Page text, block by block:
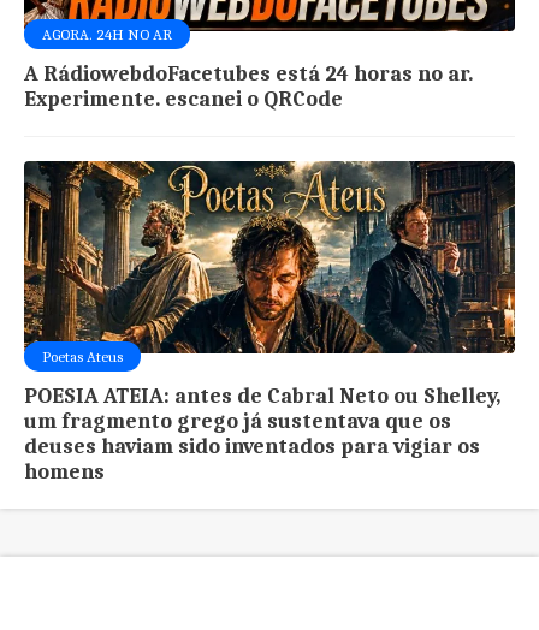
AGORA. 24H NO AR
A RádiowebdoFacetubes está 24 horas no ar.
Experimente. escanei o QRCode
Poetas Ateus
POESIA ATEIA: antes de Cabral Neto ou Shelley,
um fragmento grego já sustentava que os
deuses haviam sido inventados para vigiar os
homens